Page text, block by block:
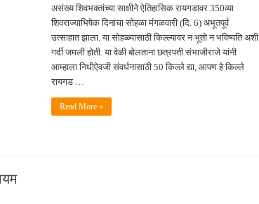
असंख्य शिवभक्तांच्या साक्षीने ऐतिहासिक रायगडावर 350व्या
शिवराज्याभिषेक दिनाचा सोहळा मंगळवारी (दि. 6) अभूतपूर्व
उत्साहात झाला. या सोहळ्यासाठी किल्ल्यावर न भूतो न भविष्यति अशी
गर्दी जमली होती. या वेळी बोलताना छत्रपती संभाजीराजे यांनी
आम्हाला निधीऐवजी संवर्धनासाठी 50 किल्ले द्या, आपण हे किल्ले
रायगड …
Read More »